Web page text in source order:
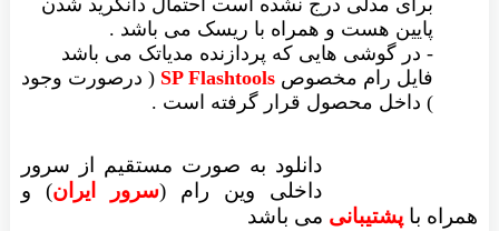
برای مدلی درج نشده است احتمال دانگرید شدن
پایین هست و همراه با ریسک می باشد .
- در گوشی هایی که پردازنده مدیاتک می باشد
فایل رام مخصوص SP Flashtools ( درصورت وجود
) داخل محصول قرار گرفته است .
دانلود به صورت مستقیم از سرور
داخلی وین رام (سرور ایران) و
همراه با پشتیبانی می باشد